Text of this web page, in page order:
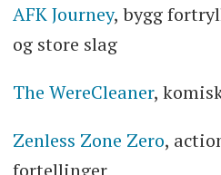
AFK Journey, bygg
og store slag
The WereCleaner,
Zenless Zone Zero,
fortellinger